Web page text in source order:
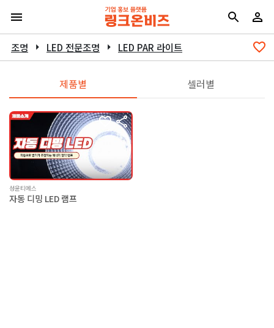
조명 arrow_right LED 전문조명 arrow_right LED PAR 라이트
제품별 셀러별
성윤티에스
자동 디밍 LED 램프